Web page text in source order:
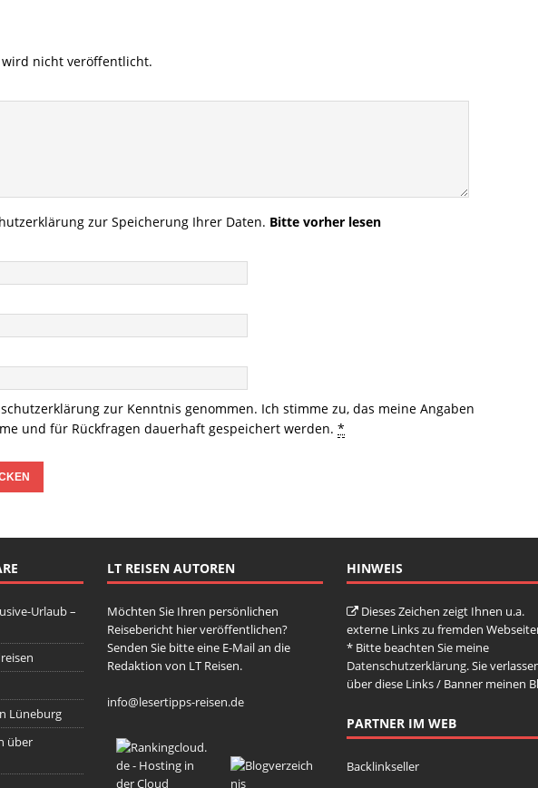
wird nicht veröffentlicht.
zur Speicherung Ihrer Daten. Bitte vorher lesen
zur Kenntnis genommen. Ich stimme zu, das meine Angaben
und für Rückfragen dauerhaft gespeichert werden. *
Urlaub –
Lüneburg
über
LT REISEN AUTOREN
Möchten Sie Ihren persönlichen
Reisebericht hier veröffentlichen?
Senden Sie bitte eine E-Mail an die
Redaktion von LT Reisen.
info@lesertipps-reisen.de
HINWEIS
Dieses Zeichen zeigt Ihnen u.a.
externe Links zu fremden
* Bitte beachten Sie meine
Datenschutzerklärung. Sie
über diese Links / Banner meinen
PARTNER IM WEB
Backlinkseller